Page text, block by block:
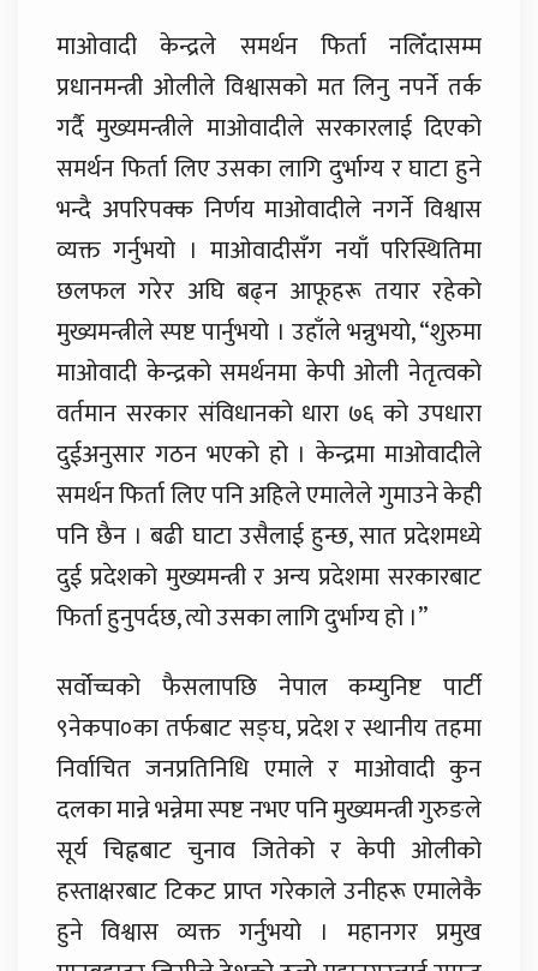
माओवादी केन्द्रले समर्थन फिर्ता नलिँदासम्म
प्रधानमन्त्री ओलीले विश्वासको मत लिनु नपर्ने तर्क
गर्दै मुख्यमन्त्रीले माओवादीले सरकारलाई दिएको
समर्थन फिर्ता लिए उसका लागि दुर्भाग्य र घाटा हुने
भन्दै अपरिपक्क निर्णय माओवादीले नगर्ने विश्वास
व्यक्त गर्नुभयो । माओवादीसँग नयाँ परिस्थितिमा
छलफल गरेर अघि बढ्न आफूहरू तयार रहेको
मुख्यमन्त्रीले स्पष्ट पार्नुभयो । उहाँले भन्नुभयो, “शुरुमा
माओवादी केन्द्रको समर्थनमा केपी ओली नेतृत्वको
वर्तमान सरकार संविधानको धारा ७६ को उपधारा
दुईअनुसार गठन भएको हो । केन्द्रमा माओवादीले
समर्थन फिर्ता लिए पनि अहिले एमालेले गुमाउने केही
पनि छैन । बढी घाटा उसैलाई हुन्छ, सात प्रदेशमध्ये
दुई प्रदेशको मुख्यमन्त्री र अन्य प्रदेशमा सरकारबाट
फिर्ता हुनुपर्दछ, त्यो उसका लागि दुर्भाग्य हो ।”
सर्वोच्चको फैसलापछि नेपाल कम्युनिष्ट पार्टी
९नेकपा०का तर्फबाट सङ्घ, प्रदेश र स्थानीय तहमा
निर्वाचित जनप्रतिनिधि एमाले र माओवादी कुन
दलका मान्ने भन्नेमा स्पष्ट नभए पनि मुख्यमन्त्री गुरुङले
सूर्य चिह्नबाट चुनाव जितेको र केपी ओलीको
हस्ताक्षरबाट टिकट प्राप्त गरेकाले उनीहरू एमालेकै
हुने विश्वास व्यक्त गर्नुभयो । महानगर प्रमुख